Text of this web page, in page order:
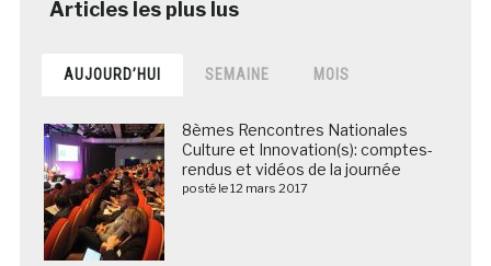
AUJOURD’HUI SEMAINE MOIS
8èmes Rencontres Nationales
Culture et Innovation(s): comptes-
rendus et vidéos de la journée
posté le 12 mars 2017